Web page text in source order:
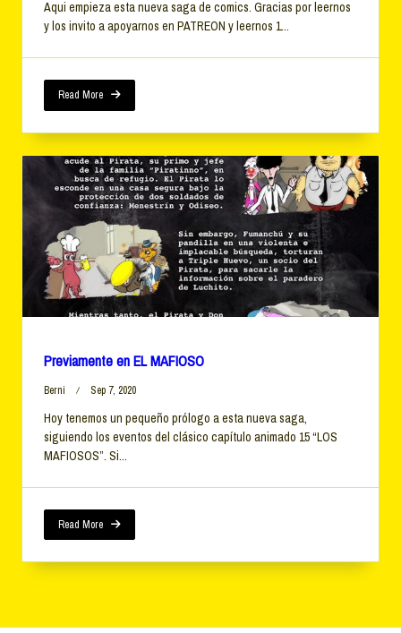
Aqui empieza esta nueva saga de comics. Gracias por leernos
y los invito a apoyarnos en PATREON y leernos 1...
Read More
Previamente en EL MAFIOSO
Berni Sep 7, 2020
Hoy tenemos un pequeño prólogo a esta nueva saga,
siguiendo los eventos del clásico capítulo animado 15 “LOS
MAFIOSOS”. Si...
Read More